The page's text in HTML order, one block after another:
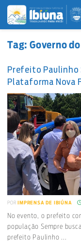
Tag: Governo
Prefeito Paulinho
Plataforma Nova
POR IMPRENSA DE IBIÚNA
No evento, o prefeito
população Sempre
prefeito Paulinho ...